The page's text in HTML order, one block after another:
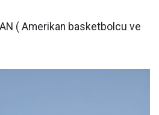
( Amerikan basketbolcu ve